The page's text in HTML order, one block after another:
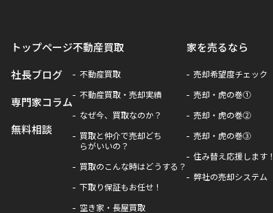
トップページ
社長ブログ
専門家コラム
無料相談
不動産買取
不動産買取
不動産買取・売却実績
なぜ今、買取なのか？
買取と仲介で売却どち
らがいいの？
買取のこんな時はどうする？
下取り保証もお任せ！
空き家・長屋買取
家を売るなら
売却希望度チェック
売却・虎の巻①
売却・虎の巻②
売却・虎の巻③
住み替え応援します！
弊社の売却システム